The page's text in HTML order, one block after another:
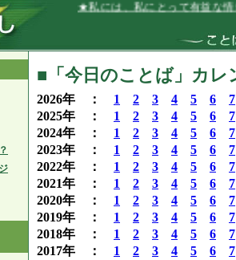
★私には、私にとって有益な情報がつね
■「今日のことば」カ
2026年 ： 1 2 3 4 5 6
7
2025年 ： 1 2 3 4 5 6
7
2024年 ： 1 2 3 4 5 6
7
2023年 ： 1 2 3 4 5 6
7
2022年 ： 1 2 3 4 5 6
7
2021年 ： 1 2 3 4 5 6
7
2020年 ： 1 2 3 4 5 6
7
2019年 ： 1 2 3 4 5 6
7
2018年 ： 1 2 3 4 5 6
7
2017年 ： 1 2 3 4 5 6
7